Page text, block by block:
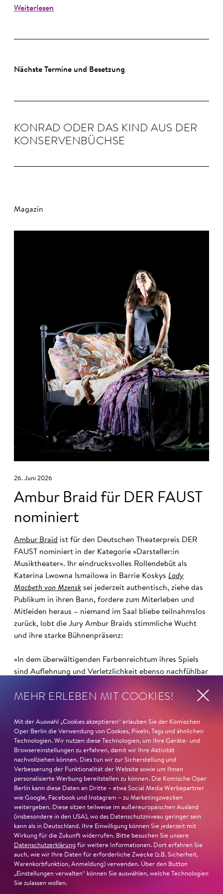
Weiterlesen
Nächste Termine und Besetzung
KON­RAD ODER DAS KIND AUS DER
KON­SER­VEN­BÜCHSE
Magazin
26. Juni 2026
Ambur Braid für DER FAUST
nominiert
Ambur Braid ist für den Deutschen Theaterpreis DER
FAUST nominiert in der Kategorie »Darsteller:in
Musiktheater«. Ihr eindrucksvolles Rollendebüt als
Katerina Lwowna Ismailowa in Barrie Koskys Lady
Macbeth von Mzensk sei jederzeit authentisch, ziehe das
Publikum in ihren Bann, fordere zum Miterleben und
Mitleiden heraus – niemand im Saal bliebe teilnahmslos
zurück, lobt die Jury Ambur Braids stimmliche Wucht
und ihre starke Bühnenpräsenz:
»In dem überwältigenden Farbenreichtum ihres Spiels
sind Auflehnung und Verletzlichkeit ebenso nachfühlbar
Begründung
22. Juni 2026
MEHR ERLEBEN MIT COOKIES!
Mit der Auswahl „Cookies akzeptieren“ erlauben Sie der Komischen
Oper Berlin die Verwendung von Cookies, Pixeln, Tags und ähnlichen
Technologien. Wir nutzen diese Technologien, um Ihre Geräte- und
Browsereinstellungen zu erfahren, damit wir Ihre Aktivität
nachvollziehen können. Dies tun wir zur Sicherstellung und
Verbesserung der Funktionalität der Website sowie um Ihnen
personalisierte Werbung bereitstellen zu können. Die Komische Oper
Berlin kann diese Daten an Dritte – etwa Social Media Werbepartner
wie Google, Facebook und Instagram – zu Marketingzwecken
weitergeben. Diese sitzen teilweise im außereuropäischen Ausland
(insbesondere in den USA), wo das Datenschutzniveau geringer sein
kann als in Deutschland. Ihre Einwilligung können Sie jederzeit mit
Wirkung für die Zukunft widerrufen. Bitte besuchen Sie unsere
Datenschutzerklärung für weitere Informationen. Dort erfahren Sie
auch, wie wir Ihre Daten für erforderliche Zwecke (z.B. Sicherheit,
Warenkorbfunktion, Anmeldung) verwenden. Über den Button
„Einstellungen verwalten“ können Sie auswählen, welche Technologien
Sie zulassen wollen.